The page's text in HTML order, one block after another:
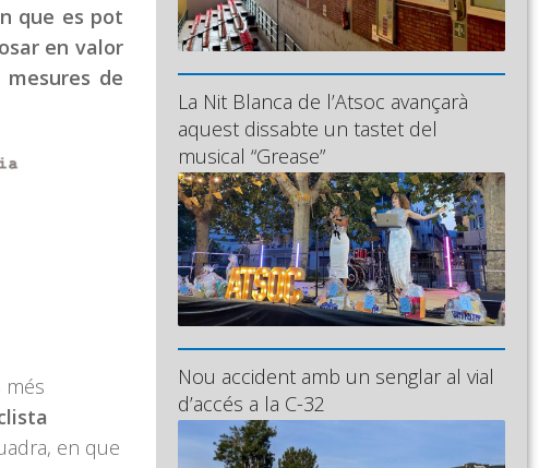
que es pot
en valor
de
més
en que
La Nit Blanca de l’Atsoc avançarà
aquest dissabte un tastet del
musical “Grease”
Nou accident amb un senglar al vial
d’accés a la C-32